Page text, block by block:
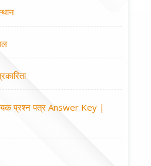
प्रश्न पत्र Answer Key |